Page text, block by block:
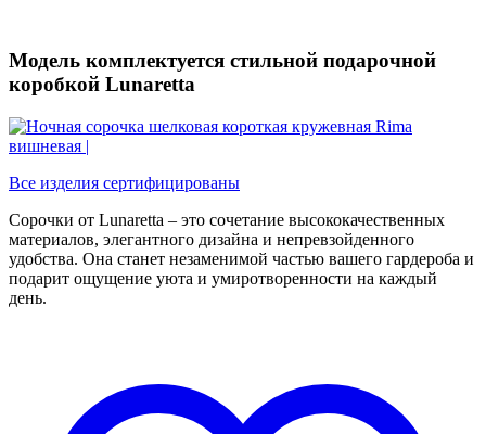
Модель комплектуется стильной подарочной
коробкой Lunaretta
Все изделия сертифицированы
Сорочки от Lunaretta – это сочетание высококачественных
материалов, элегантного дизайна и непревзойденного
удобства. Она станет незаменимой частью вашего гардероба и
подарит ощущение уюта и умиротворенности на каждый
день.